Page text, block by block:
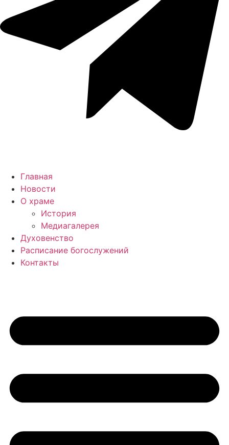
Главная
Новости
О храме
История
Медиагалерея
Духовенство
Расписание богослужений
Контакты